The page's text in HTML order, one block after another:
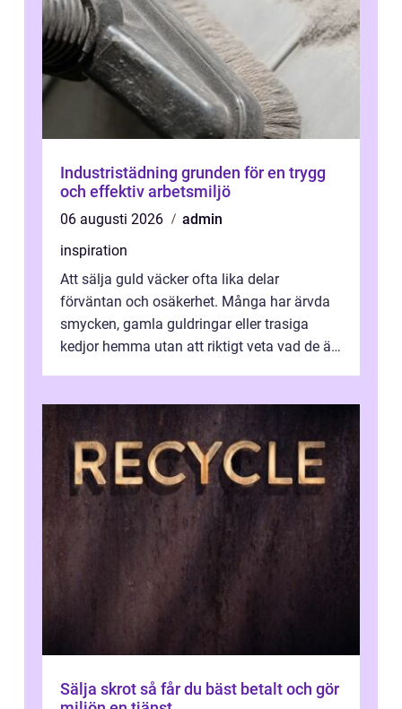
Industristädning grunden för en trygg
och effektiv arbetsmiljö
06 augusti 2026
admin
inspiration
Att sälja guld väcker ofta lika delar
förväntan och osäkerhet. Många har ärvda
smycken, gamla guldringar eller trasiga
kedjor hemma utan att riktigt veta vad de är
Sälja skrot så får du bäst betalt och gör